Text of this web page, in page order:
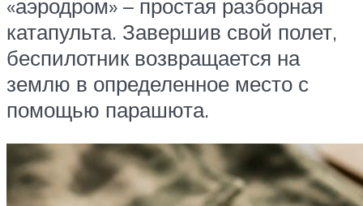
«аэродром» – простая разборная
катапульта. Завершив свой полет,
беспилотник возвращается на
землю в определенное место с
помощью парашюта.